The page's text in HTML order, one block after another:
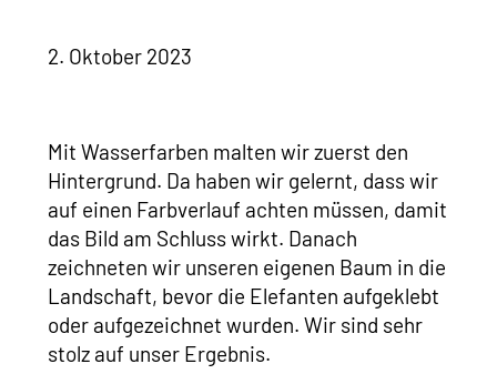
2. Oktober 2023
Mit Wasserfarben malten wir zuerst den
Hintergrund. Da haben wir gelernt, dass wir
auf einen Farbverlauf achten müssen, damit
das Bild am Schluss wirkt. Danach
zeichneten wir unseren eigenen Baum in die
Landschaft, bevor die Elefanten aufgeklebt
oder aufgezeichnet wurden. Wir sind sehr
stolz auf unser Ergebnis.